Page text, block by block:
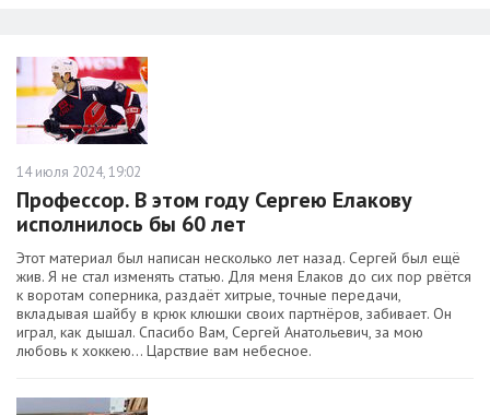
14 июля 2024, 19:02
Профессор. В этом году Сергею Елакову
исполнилось бы 60 лет
Этот материал был написан несколько лет назад. Сергей был ещё
жив. Я не стал изменять статью. Для меня Елаков до сих пор рвётся
к воротам соперника, раздаёт хитрые, точные передачи,
вкладывая шайбу в крюк клюшки своих партнёров, забивает. Он
играл, как дышал. Спасибо Вам, Сергей Анатольевич, за мою
любовь к хоккею… Царствие вам небесное.